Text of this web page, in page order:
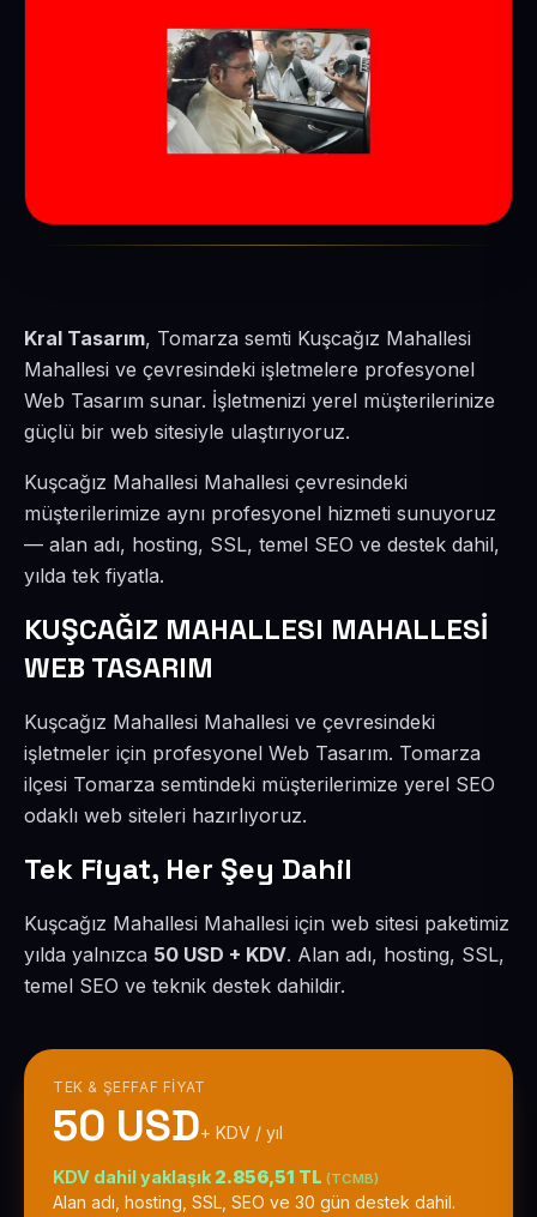
Kral Tasarım, Tomarza semti Kuşcağız Mahallesi
Mahallesi ve çevresindeki işletmelere profesyonel
Web Tasarım sunar. İşletmenizi yerel müşterilerinize
güçlü bir web sitesiyle ulaştırıyoruz.
Kuşcağız Mahallesi Mahallesi çevresindeki
müşterilerimize aynı profesyonel hizmeti sunuyoruz
— alan adı, hosting, SSL, temel SEO ve destek dahil,
yılda tek fiyatla.
KUŞCAĞIZ MAHALLESI MAHALLESİ
WEB TASARIM
Kuşcağız Mahallesi Mahallesi ve çevresindeki
işletmeler için profesyonel Web Tasarım. Tomarza
ilçesi Tomarza semtindeki müşterilerimize yerel SEO
odaklı web siteleri hazırlıyoruz.
Tek Fiyat, Her Şey Dahil
Kuşcağız Mahallesi Mahallesi için web sitesi paketimiz
yılda yalnızca 50 USD + KDV. Alan adı, hosting, SSL,
temel SEO ve teknik destek dahildir.
TEK & ŞEFFAF FIYAT
50 USD+ KDV / yıl
KDV dahil yaklaşık 2.856,51 TL (TCMB)
Alan adı, hosting, SSL, SEO ve 30 gün destek dahil.